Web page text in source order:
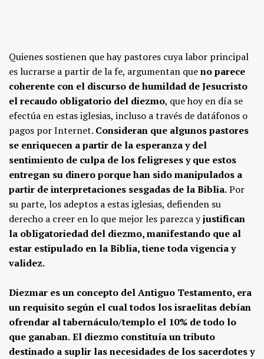
Quienes sostienen que hay pastores cuya labor principal
es lucrarse a partir de la fe, argumentan queno parece
coherente con el discurso de humildad de Jesucristo
el recaudo obligatorio del diezmo, que hoy en día se
efectúa en estas iglesias, incluso a través de datáfonos o
pagos por Internet. Consideran que algunos pastores
se enriquecen a partir de la esperanza y del
sentimiento de culpa de los feligreses y que estos
entregan su dinero porque han sido manipulados a
partir de interpretaciones sesgadas de la Biblia.Por
su parte, los adeptos a estas iglesias, defienden su
derecho a creer en lo que mejor les parezca yjustifican
la obligatoriedad del diezmo, manifestando que al
estar estipulado en la Biblia, tiene toda vigencia y
validez.
Diezmar es un concepto del Antiguo Testamento, era
un requisito según el cual todos los israelitas debían
ofrendar al tabernáculo/templo el 10% de todo lo
que ganaban.El diezmo constituía un tributo
destinado a suplir las necesidades de los sacerdotes y